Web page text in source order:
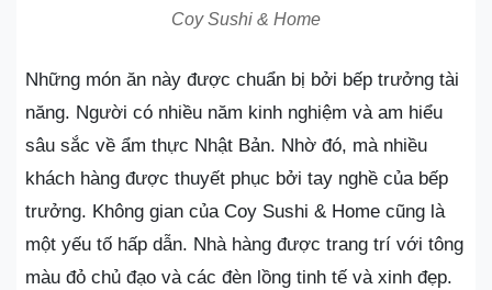
Coy Sushi & Home
Những món ăn này được chuẩn bị bởi bếp trưởng tài
năng. Người có nhiều năm kinh nghiệm và am hiểu
sâu sắc về ẩm thực Nhật Bản. Nhờ đó, mà nhiều
khách hàng được thuyết phục bởi tay nghề của bếp
trưởng. Không gian của Coy Sushi & Home cũng là
một yếu tố hấp dẫn. Nhà hàng được trang trí với tông
màu đỏ chủ đạo và các đèn lồng tinh tế và xinh đẹp.